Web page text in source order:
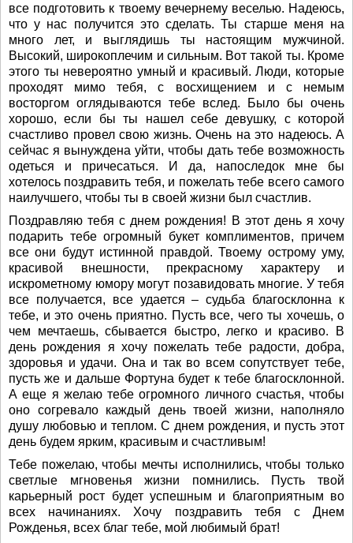
все подготовить к твоему вечернему веселью. Надеюсь,
что у нас получится это сделать. Ты старше меня на
много лет, и выглядишь ты настоящим мужчиной.
Высокий, широкоплечим и сильным. Вот такой ты. Кроме
этого ты невероятно умный и красивый. Люди, которые
проходят мимо тебя, с восхищением и с немым
восторгом оглядываются тебе вслед. Было бы очень
хорошо, если бы ты нашел себе девушку, с которой
счастливо провел свою жизнь. Очень на это надеюсь. А
сейчас я вынуждена уйти, чтобы дать тебе возможность
одеться и причесаться. И да, напоследок мне бы
хотелось поздравить тебя, и пожелать тебе всего самого
наилучшего, чтобы ты в своей жизни был счастлив.
Поздравляю тебя с днем рождения! В этот день я хочу
подарить тебе огромный букет комплиментов, причем
все они будут истинной правдой. Твоему острому уму,
красивой внешности, прекрасному характеру и
искрометному юмору могут позавидовать многие. У тебя
все получается, все удается – судьба благосклонна к
тебе, и это очень приятно. Пусть все, чего ты хочешь, о
чем мечтаешь, сбывается быстро, легко и красиво. В
день рождения я хочу пожелать тебе радости, добра,
здоровья и удачи. Она и так во всем сопутствует тебе,
пусть же и дальше Фортуна будет к тебе благосклонной.
А еще я желаю тебе огромного личного счастья, чтобы
оно согревало каждый день твоей жизни, наполняло
душу любовью и теплом. С днем рождения, и пусть этот
день будем ярким, красивым и счастливым!
Тебе пожелаю, чтобы мечты исполнились, чтобы только
светлые мгновенья жизни помнились. Пусть твой
карьерный рост будет успешным и благоприятным во
всех начинаниях. Хочу поздравить тебя с Днем
Рожденья, всех благ тебе, мой любимый брат!